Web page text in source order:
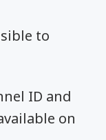
to
ID and
on